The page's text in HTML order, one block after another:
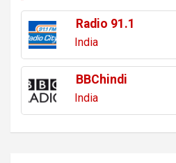
Radio 91.1
India
BBChindi
India